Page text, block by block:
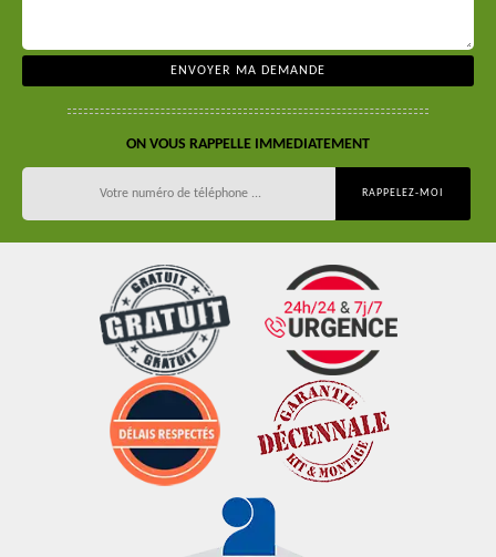
ON VOUS RAPPELLE IMMEDIATEMENT